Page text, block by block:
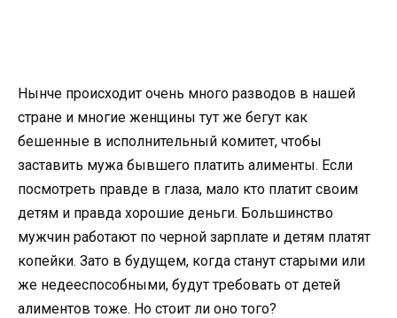
Нынче происходит очень много разводов в нашей
стране и многие женщины тут же бегут как
бешенные в исполнительный комитет, чтобы
заставить мужа бывшего платить алименты. Если
посмотреть правде в глаза, мало кто платит своим
детям и правда хорошие деньги. Большинство
мужчин работают по черной зарплате и детям платят
копейки. Зато в будущем, когда станут старыми или
же недееспособными, будут требовать от детей
алиментов тоже. Но стоит ли оно того?